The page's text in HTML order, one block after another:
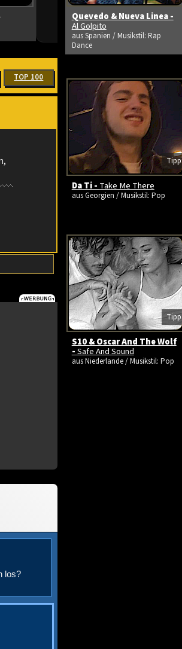
TOP 100
los?
Quevedo & Nueva Linea -
Al Golpito
aus Spanien / Musikstil: Rap
Dance
Tipp
Da Ti - Take Me There
aus Georgien / Musikstil: Pop
Tipp
S10 & Oscar And The Wolf
-Safe And Sound
aus Niederlande / Musikstil: Pop